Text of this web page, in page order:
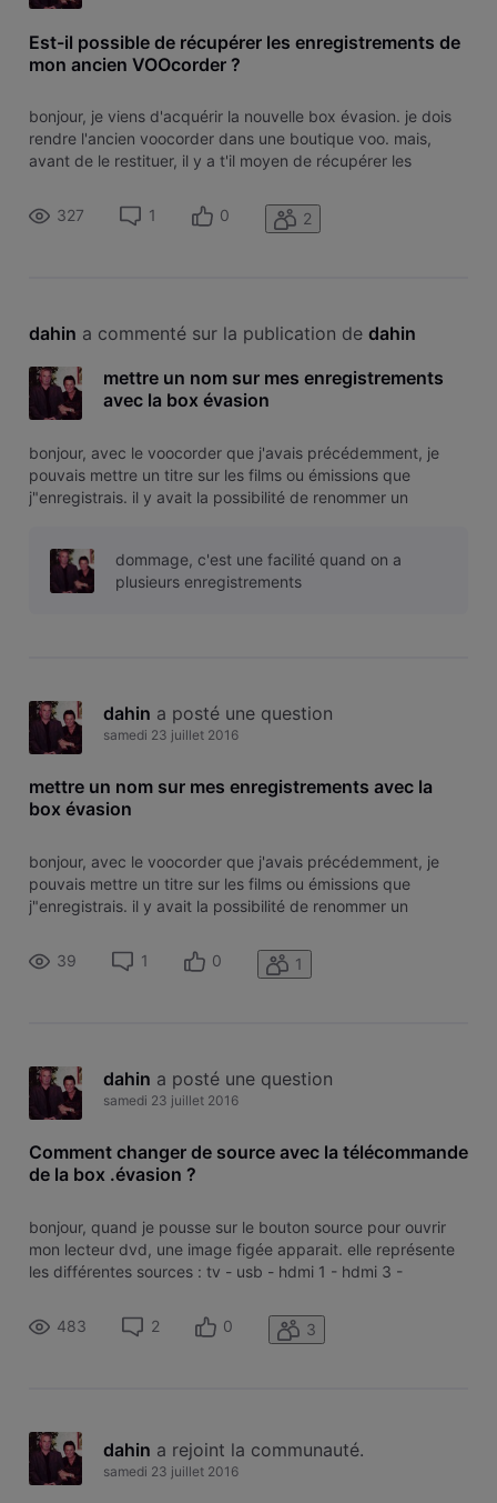
Est-il possible de récupérer les enregistrements de
mon ancien VOOcorder ?
bonjour, je viens d'acquérir la nouvelle box évasion. je dois
rendre l'ancien voocorder dans une boutique voo. mais,
avant de le restituer, il y a t'il moyen de récupérer les
d'avance
327 1 0 2
dahin a commenté sur la publication de dahin
mettre un nom sur mes enregistrements
avec la box évasion
bonjour, avec le voocorder que j'avais précédemment, je
pouvais mettre un titre sur les films ou émissions que
j"enregistrais. il y avait la possibilité de renommer un
enregistrement. mercidommage, c'est une facilité quand on a
plusieurs enregistrements
dahin a posté une question
samedi 23 juillet 2016
mettre un nom sur mes enregistrements avec la
box évasion
bonjour, avec le voocorder que j'avais précédemment, je
pouvais mettre un titre sur les films ou émissions que
j"enregistrais. il y avait la possibilité de renommer un
d'acquérir je ne trouve pas le moyen de titrer un
enregistrement. merci
39 1 0 1
dahin a posté une question
samedi 23 juillet 2016
Comment changer de source avec la télécommande
de la box .évasion ?
bonjour, quand je pousse sur le bouton source pour ouvrir
mon lecteur dvd, une image figée apparait. elle représente
les différentes sources : tv - usb - hdmi 1 - hdmi 3 -
cette image et de passer d'une source à une autre. je dois
alors
483 2 0 3
dahin a rejoint la communauté.
samedi 23 juillet 2016